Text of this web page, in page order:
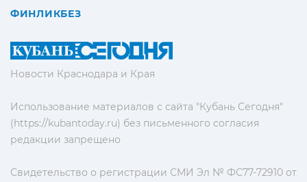
Новости Краснодара и Края
Использование материалов с сайта "Кубань Сегодня"
(https://kubantoday.ru) без письменного согласия
редакции запрещено
Свидетельство о регистрации СМИ Эл № ФС77-72910 от
ФИНЛИКБЕЗ